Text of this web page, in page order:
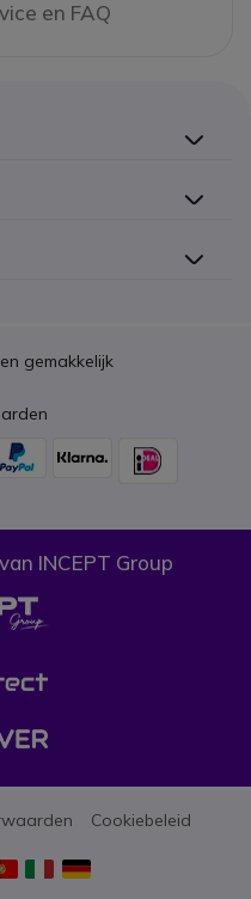
en FAQ
gemakkelijk
INCEPT Group
Cookiebeleid